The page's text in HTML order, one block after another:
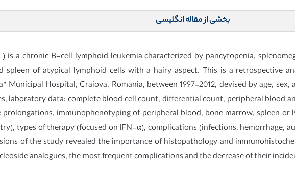
بخشی از مقاله انگلیسی
is a chronic B-cell lymphoid leukemia characterized by pancytopenia,
spleen of atypical lymphoid cells with a hairy aspect. This is a retrospective
Municipal Hospital, Craiova, Romania, between 1997–2012, devised by age,
laboratory data: complete blood cell count, differential count, peripheral blood
immunophenotyping of peripheral blood, bone marrow, spleen
types of therapy (focused on IFN-α), complications (infections, hemorrhage,
of the study revealed the importance of histopathology and
analogues, the most frequent complications and the decrease of their